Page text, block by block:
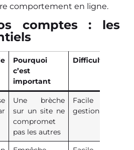
comportement en ligne.
comptes : les
Pourquoi
c’est
important
Difficulté
Une brèche
sur un site ne
compromet
pas les autres
Facile (avec
gestionnaire)